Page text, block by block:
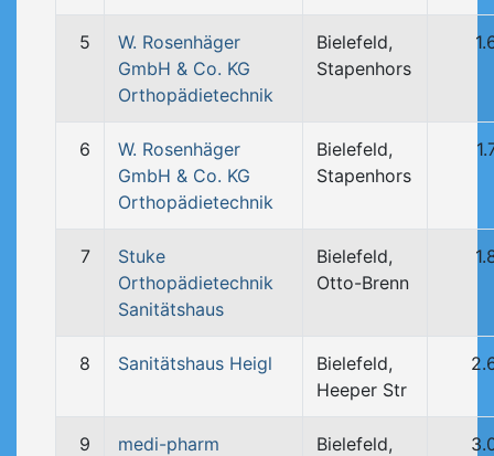
5
W. Rosenhäger
GmbH & Co. KG
Orthopädietechnik
Bielefeld,
Stapenhors
6
W. Rosenhäger
GmbH & Co. KG
Orthopädietechnik
Bielefeld,
Stapenhors
7
Stuke
Orthopädietechnik
Sanitätshaus
Bielefeld,
Otto-Brenn
8 Sanitätshaus Heigl
Bielefeld,
Heeper Str
9
medi-pharm
Bielefeld,